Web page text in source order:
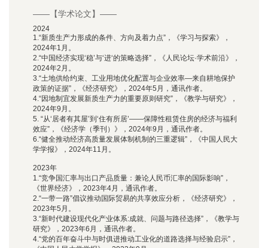
——【学术论文】——
2024
1.“新质生产力形成的条件、方向及着力点”，《学习与探索》，
2024年1月。
2.“中国经济实现‘稳’与‘进‘的策略选择”，《 人民论坛·学术前沿》，
2024年2月。
3.“土地供给约束、工业用地优化配置与企业效率—来自耕地保护
政策的证据”，《经济研究》，2024年5月，通讯作者。
4.“因地制宜发展新质生产力的重要原则研究”，《教学与研究》，
2024年9月。
5. “从‘居者有其屋’到‘住有所居’——保障性租赁住房的经济与福利
效应”，《经济学（季刊）》，2024年9月，通讯作者。
6.“健全推动经济高质量发展体制机制的三重逻辑”，《中国人民大
学学报》，2024年11月。
2023年
1.“竞争国汇率与出口产品质量：兼论人民币汇率的国际影响”，
《世界经济》，2023年4月，通讯作者。
2.“一带一路”倡议推动国际贸易的共享效应分析，《经济研究》，
2023年5月。
3.“新时代建设现代化产业体系:成就、问题与路径选择”，《教学与
研究》，2023年6月，通讯作者。
4.“党的百年奋斗中与时俱进推动工业化的道路选择与经验启示”，